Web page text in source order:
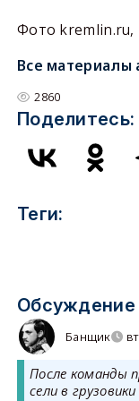
Фото kremlin.ru,
Все материалы
2860
Поделитесь:
Теги:
Обсуждение
Банщик
После команды
сели в грузовики